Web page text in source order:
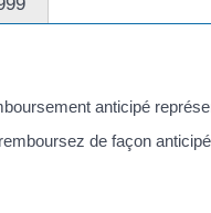
anticipé
de façon